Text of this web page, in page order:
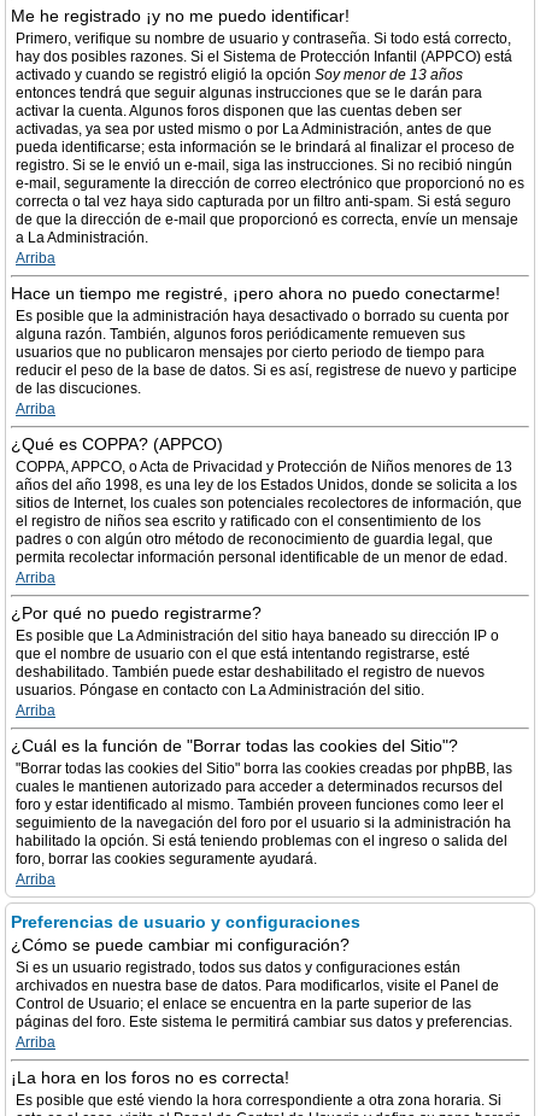
Me he registrado ¡y no me puedo identificar!
Primero, verifique su nombre de usuario y contraseña. Si todo está correcto,
hay dos posibles razones. Si el Sistema de Protección Infantil (APPCO) está
activado y cuando se registró eligió la opción Soy menor de 13 años
entonces tendrá que seguir algunas instrucciones que se le darán para
activar la cuenta. Algunos foros disponen que las cuentas deben ser
activadas, ya sea por usted mismo o por La Administración, antes de que
pueda identificarse; esta información se le brindará al finalizar el proceso de
registro. Si se le envió un e-mail, siga las instrucciones. Si no recibió ningún
e-mail, seguramente la dirección de correo electrónico que proporcionó no es
correcta o tal vez haya sido capturada por un filtro anti-spam. Si está seguro
de que la dirección de e-mail que proporcionó es correcta, envíe un mensaje
a La Administración.
Arriba
Hace un tiempo me registré, ¡pero ahora no puedo conectarme!
Es posible que la administración haya desactivado o borrado su cuenta por
alguna razón. También, algunos foros periódicamente remueven sus
usuarios que no publicaron mensajes por cierto periodo de tiempo para
reducir el peso de la base de datos. Si es así, registrese de nuevo y participe
de las discuciones.
Arriba
¿Qué es COPPA? (APPCO)
COPPA, APPCO, o Acta de Privacidad y Protección de Niños menores de 13
años del año 1998, es una ley de los Estados Unidos, donde se solicita a los
sitios de Internet, los cuales son potenciales recolectores de información, que
el registro de niños sea escrito y ratificado con el consentimiento de los
padres o con algún otro método de reconocimiento de guardia legal, que
permita recolectar información personal identificable de un menor de edad.
Arriba
¿Por qué no puedo registrarme?
Es posible que La Administración del sitio haya baneado su dirección IP o
que el nombre de usuario con el que está intentando registrarse, esté
deshabilitado. También puede estar deshabilitado el registro de nuevos
usuarios. Póngase en contacto con La Administración del sitio.
Arriba
¿Cuál es la función de "Borrar todas las cookies del Sitio"?
"Borrar todas las cookies del Sitio" borra las cookies creadas por phpBB, las
cuales le mantienen autorizado para acceder a determinados recursos del
foro y estar identificado al mismo. También proveen funciones como leer el
seguimiento de la navegación del foro por el usuario si la administración ha
habilitado la opción. Si está teniendo problemas con el ingreso o salida del
foro, borrar las cookies seguramente ayudará.
Arriba
Preferencias de usuario y configuraciones
¿Cómo se puede cambiar mi configuración?
Si es un usuario registrado, todos sus datos y configuraciones están
archivados en nuestra base de datos. Para modificarlos, visite el Panel de
Control de Usuario; el enlace se encuentra en la parte superior de las
páginas del foro. Este sistema le permitirá cambiar sus datos y preferencias.
Arriba
¡La hora en los foros no es correcta!
Es posible que esté viendo la hora correspondiente a otra zona horaria. Si